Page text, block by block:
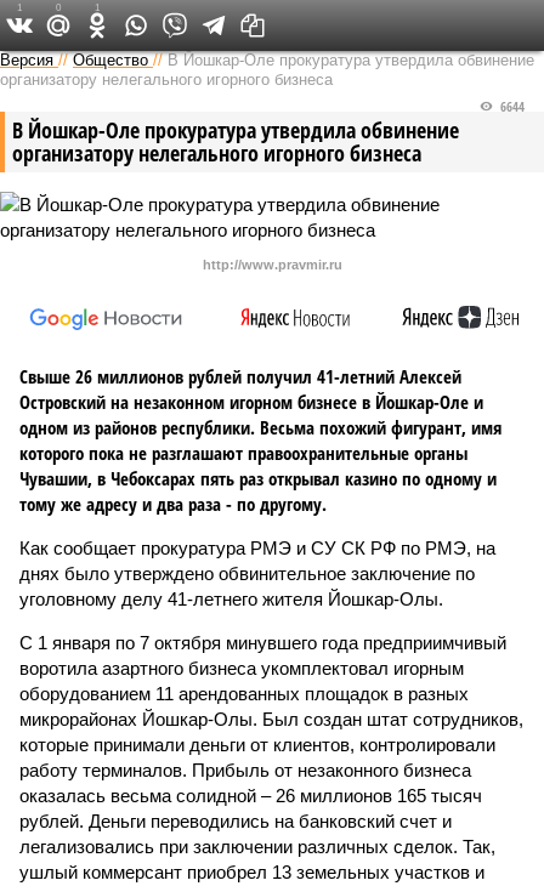
Версия в Чувашии
Версия //Общество //В Йошкар-Оле прокуратура утвердила обвинение
организатору нелегального игорного бизнеса
В Йошкар-Оле прокуратура утвердила обвинение
организатору нелегального игорного бизнеса
6644
http://www.pravmir.ru
Свыше 26 миллионов рублей получил 41-летний Алексей
Островский на незаконном игорном бизнесе в Йошкар-Оле и
одном из районов республики. Весьма похожий фигурант, имя
которого пока не разглашают правоохранительные органы
Чувашии, в Чебоксарах пять раз открывал казино по одному и
тому же адресу и два раза - по другому.
Как сообщает прокуратура РМЭ и СУ СК РФ по РМЭ, на
днях было утверждено обвинительное заключение по
уголовному делу 41-летнего жителя Йошкар-Олы.
С 1 января по 7 октября минувшего года предприимчивый
воротила азартного бизнеса укомплектовал игорным
оборудованием 11 арендованных площадок в разных
микрорайонах Йошкар-Олы. Был создан штат сотрудников,
которые принимали деньги от клиентов, контролировали
работу терминалов. Прибыль от незаконного бизнеса
оказалась весьма солидной – 26 миллионов 165 тысяч
рублей. Деньги переводились на банковский счет и
легализовались при заключении различных сделок. Так,
ушлый коммерсант приобрел 13 земельных участков и
1 0 1